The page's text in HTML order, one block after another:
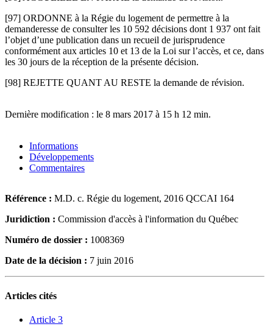
[97] ORDONNE à la Régie du logement de permettre à la
demanderesse de consulter les 10 592 décisions dont 1 937 ont fait
l’objet d’une publication dans un recueil de jurisprudence
conformément aux articles 10 et 13 de la Loi sur l’accès, et ce, dans
les 30 jours de la réception de la présente décision.
[98] REJETTE QUANT AU RESTE la demande de révision.
Dernière modification : le 8 mars 2017 à 15 h 12 min.
Informations
Développements
Commentaires
Référence : M.D. c. Régie du logement, 2016 QCCAI 164
Juridiction : Commission d'accès à l'information du Québec
Numéro de dossier : 1008369
Date de la décision : 7 juin 2016
Articles cités
Article 3